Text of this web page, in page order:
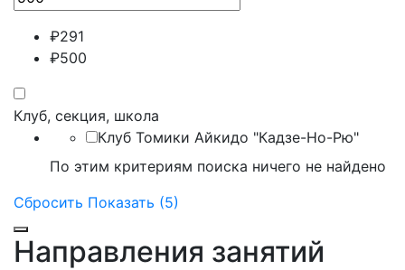
₽291
₽500
Клуб, секция, школа
Клуб Томики Айкидо "Кадзе-Но-Рю"
По этим критериям поиска ничего не найдено
Сбросить Показать (5)
Направления занятий